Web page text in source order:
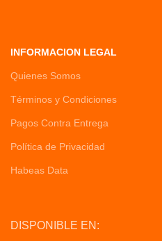
INFORMACION LEGAL
Quienes Somos
Términos y Condiciones
Pagos Contra Entrega
Política de Privacidad
Habeas Data
DISPONIBLE EN: